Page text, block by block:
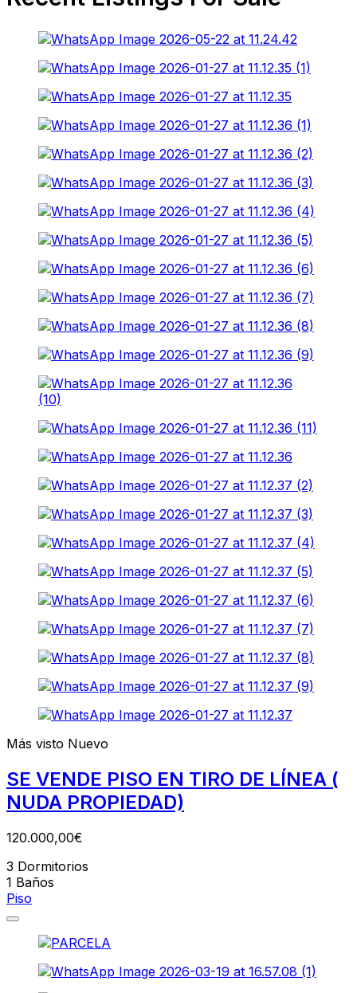
Más visto Nuevo
SE VENDE PISO EN TIRO DE LÍNEA (
NUDA PROPIEDAD)
120.000,00€
3 Dormitorios
1 Baños
Piso